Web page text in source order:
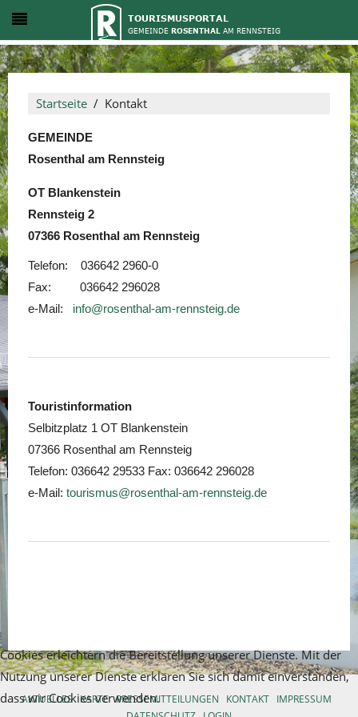
Startseite Kontakt
GEMEINDE
Rosenthal am Rennsteig
OT Blankenstein
Rennsteig 2
07366 Rosenthal am Rennsteig
Telefon: 036642 2960-0
Fax: 036642 296028
e-Mail: info@rosenthal-am-rennsteig.de
Touristinformation
Selbitzplatz 1 OT Blankenstein
07366 Rosenthal am Rennsteig
Telefon: 036642 29533 Fax: 036642 296028
e-Mail: tourismus@rosenthal-am-rennsteig.de
AKTUELLES KARTE PRESSEMITTEILUNGEN KONTAKT IMPRESSUM
Cookies erleichtern die Bereitstellung unserer Dienste. Mit der
Nutzung unserer Dienste erklären Sie sich damit einverstanden,
dass wir Cookies verwenden.